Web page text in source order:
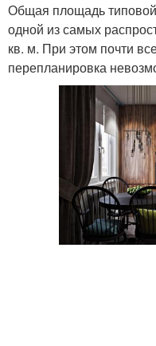
Общая площадь
одной из самых
кв. м. При этом почти
перепланировка